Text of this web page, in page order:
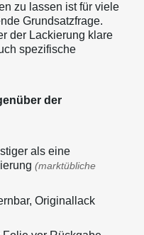
zu lassen ist für viele
Grundsatzfrage.
der Lackierung klare
spezifische
der
als eine
(marktübliche
Originallack